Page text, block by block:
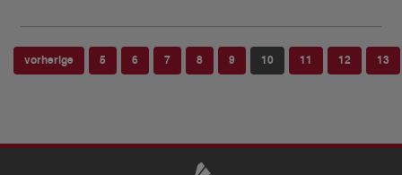
vorherige 5 6 7 8 9 10 11 12 13